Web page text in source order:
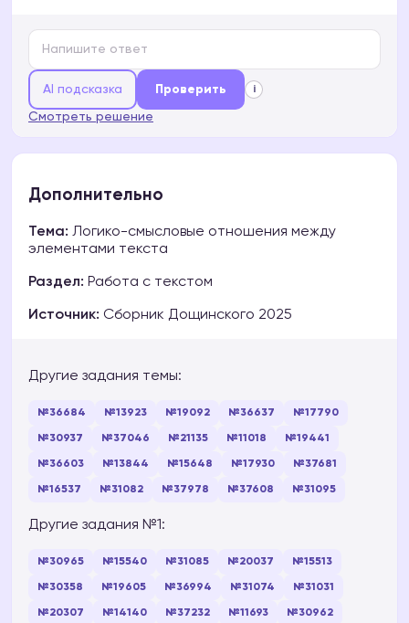
AI подсказка Проверить i
Смотреть решение
Дополнительно
Тема: Логико-смысловые отношения между
элементами текста
Раздел: Работа с текстом
Источник: Сборник Дощинского 2025
Другие задания темы:
№36684 №13923 №19092 №36637 №17790
№30937 №37046 №21135 №11018 №19441
№36603 №13844 №15648 №17930 №37681
№16537 №31082 №37978 №37608 №31095
Другие задания №1:
№30965 №15540 №31085 №20037 №15513
№30358 №19605 №36994 №31074 №31031
№20307 №14140 №37232 №11693 №30962